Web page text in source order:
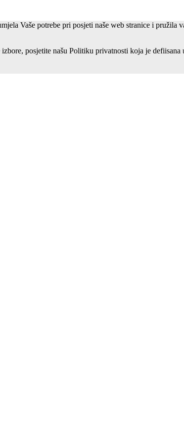
Vaše potrebe pri posjeti naše web stranice i
posjetite našu Politiku privatnosti koja je